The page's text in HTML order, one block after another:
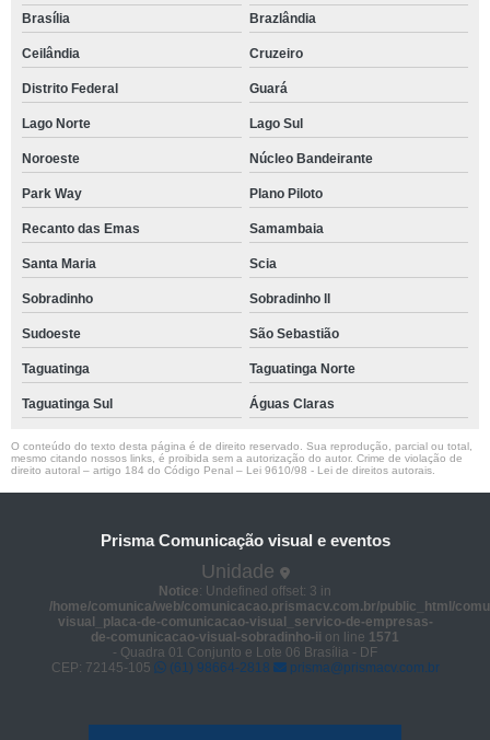
Brasília
Brazlândia
Ceilândia Cruzeiro
Distrito Federal Guará
Lago Norte Lago Sul
Noroeste Núcleo Bandeirante
Park Way Plano Piloto
Recanto das Emas Samambaia
Santa Maria Scia
Sobradinho Sobradinho ll
Sudoeste São Sebastião
Taguatinga Taguatinga Norte
Taguatinga Sul Águas Claras
O conteúdo do texto desta página é de direito reservado. Sua reprodução, parcial ou total,
mesmo citando nossos links, é proibida sem a autorização do autor. Crime de violação de
direito autoral – artigo 184 do Código Penal – Lei 9610/98 - Lei de direitos autorais
Prisma Comunicação visual e eventos
Unidade
Notice: Undefined offset: 3 in
/home/comunica/web/comunicacao.prismacv.com.br/public_html/
visual_placa-de-comunicacao-visual_servico-de-empresas-
de-comunicacao-visual-sobradinho-ii on line 1571
- Quadra 01 Conjunto e Lote 06 Brasília - DF
CEP: 72145-105
(61) 98664-2818 prisma@prismacv.com.br